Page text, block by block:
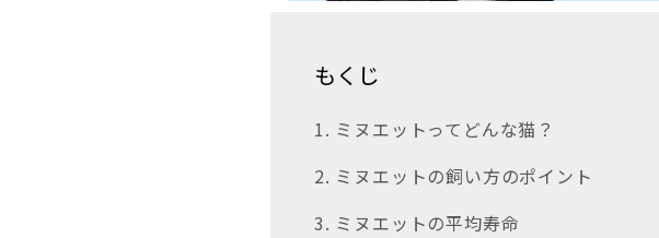
もくじ
1. ミヌエットってどんな猫？
2. ミヌエットの飼い方のポイント
3. ミヌエットの平均寿命